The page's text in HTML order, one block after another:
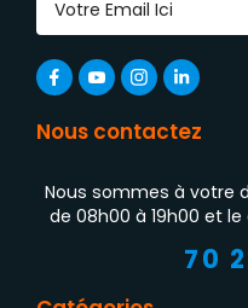
Nous contactez
Nous sommes à votre
de 08h00 à 19h00 et
70